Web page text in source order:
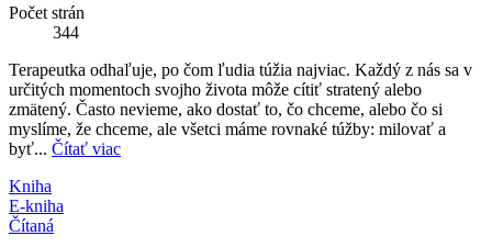
Počet strán
344
Terapeutka odhaľuje, po čom ľudia túžia najviac. Každý z nás sa v
určitých momentoch svojho života môže cítiť stratený alebo
zmätený. Často nevieme, ako dostať to, čo chceme, alebo čo si
myslíme, že chceme, ale všetci máme rovnaké túžby: milovať a
byť... Čítať viac
Kniha
E-kniha
Čítaná